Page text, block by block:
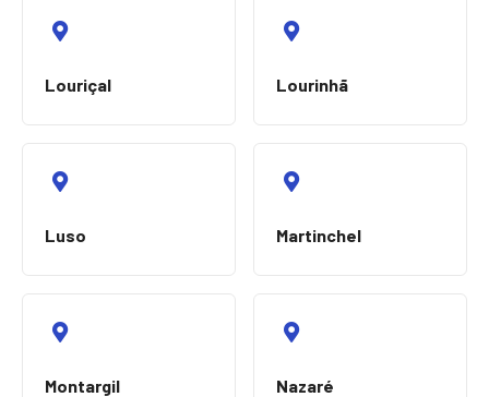
Louriçal Lourinhã
Luso Martinchel
Montargil Nazaré